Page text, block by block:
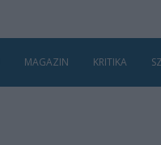
MAGAZIN KRITIKA